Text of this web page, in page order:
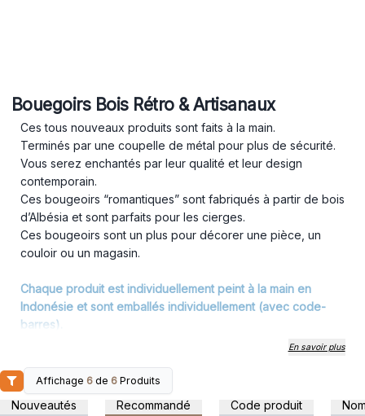
Bouegoirs Bois Rétro & Artisanaux
Ces tous nouveaux produits sont faits à la main.
Terminés par une coupelle de métal pour plus de sécurité.
Vous serez enchantés par leur qualité et leur design
contemporain.
Ces bougeoirs “romantiques” sont fabriqués à partir de bois
d’Albésia et sont parfaits pour les cierges.
Ces bougeoirs sont un plus pour décorer une pièce, un
couloir ou un magasin.
Chaque produit est individuellement peint à la main en
Indonésie et sont emballés individuellement (avec code-
barres).
En savoir plus
Affichage 6 de 6 Produits
Nouveautés Recommandé Code produit
Connectez-vous ou
inscrivez-vous pour
accéder aux prix de gros
inscrivez-vous pour
accéder aux prix de gros